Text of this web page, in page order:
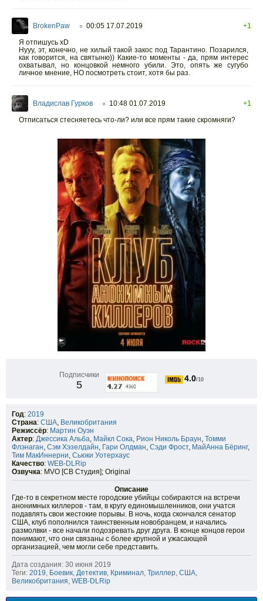
BrokenPaw ○ 00:05 17.07.2019
+1
Я отпишусь xD
Нууу, эт, конечно, не хилый такой закос под Тарантино. Позарился,
как говорится, на святыню)) Какие-то моменты - да, прям интерес
охватывал, но концовкой немного убили. Это, опять же сугубо
личное мнение, НО посмотреть стоит, хотя бы раз.
Владислав Гурков ○ 10:48 01.07.2019
+1
Отписаться стесняетесь что-ли? или все прям такие скромняги?
Подписчики
5
4.0/10
Год: 2019
Страна: США, Великобритания
Режиссёр: Мартин Оуэн
Актер: Джессика Альба, Майкл Сока, Рион Николь Браун, Томми
Флэнаган, Сэм Хэзелдайн, Гари Олдман, Сэди Фрост, МайАнна Бёринг,
Тим МакИннерни, Сьюки Уотерхаус
Качество: WEB-DLRip
Озвучка: MVO [СВ Студия]; Original
Описание
Где-то в секретном месте городские убийцы собираются на встречи
анонимных киллеров - там, в кругу единомышленников, они учатся
подавлять свои жестокие порывы. В ночь, когда скончался сенатор
США, клуб пополнился таинственным новобранцем, и начались
размолвки - все начали подозревать друг друга. В конце концов герои
понимают, что они связаны с более крупной и ужасающей
организацией, чем могли себе представить.
Дата создания: 30 июня 2019
Теги: 2019, Боевик, Детектив, Криминал, Триллер, США,
Великобритания, WEB-DLRip